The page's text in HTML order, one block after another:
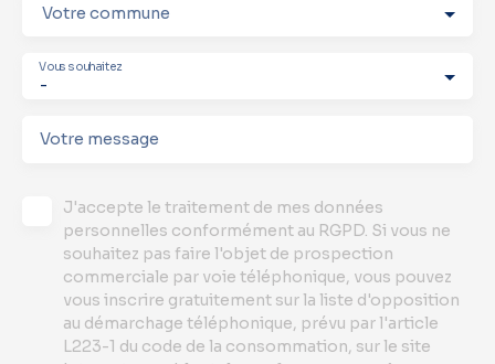
Votre commune
-
Vous souhaitez
Votre message
J'accepte le traitement de mes données
personnelles conformément au RGPD. Si vous ne
souhaitez pas faire l'objet de prospection
commerciale par voie téléphonique, vous pouvez
vous inscrire gratuitement sur la liste d'opposition
au démarchage téléphonique, prévu par l'article
L223-1 du code de la consommation, sur le site